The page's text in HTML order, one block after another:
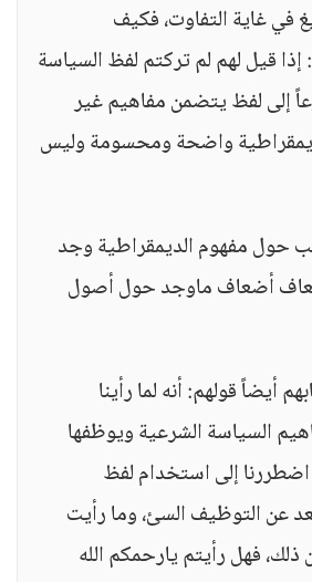
غاية التفاوت، فكيف
إذا قيل لهم لم تركتم لفظ السياسة
إلى لفظ يتضمن مفاهيم غير
واضحة ومحسومة وليس
حول مفهوم الديمقراطية وجد
أضعاف ماوجد حول أصول
أيضاً قولهم: أنه لما رأينا
السياسة الشرعية ويوظفها
إلى استخدام لفظ
عن التوظيف السئ، وما رأيت
فهل رأيتم يارحمكم الله